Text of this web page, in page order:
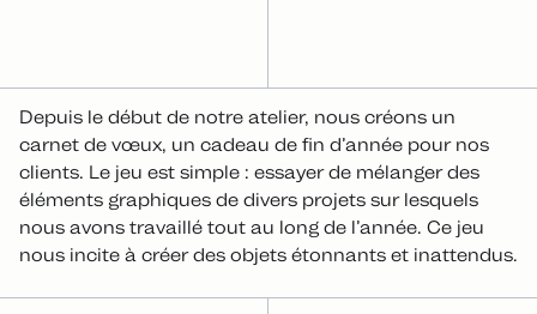
Depuis le début de notre atelier, nous créons un
carnet de vœux, un cadeau de fin d’année pour nos
clients. Le jeu est simple : essayer de mélanger des
éléments graphiques de divers projets sur lesquels
nous avons travaillé tout au long de l’année. Ce jeu
nous incite à créer des objets étonnants et inattendus.